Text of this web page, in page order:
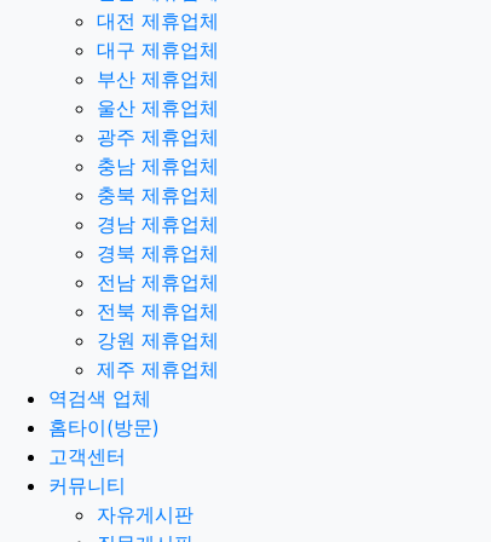
대전 제휴업체
대구 제휴업체
부산 제휴업체
울산 제휴업체
광주 제휴업체
충남 제휴업체
충북 제휴업체
경남 제휴업체
경북 제휴업체
전남 제휴업체
전북 제휴업체
강원 제휴업체
제주 제휴업체
역검색 업체
홈타이(방문)
고객센터
커뮤니티
자유게시판